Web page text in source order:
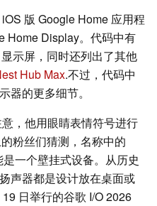
版 Google Home 应用程
Home Display。代码中有
示屏，同时还列出了其他
Hub Max.不过，代码中
器的更多细节。
，他用眼睛表情符号进行
粉丝们猜测，名称中的
一个壁挂式设备。从历史
声器都是设计放在桌面或
日举行的谷歌 I/O 2026